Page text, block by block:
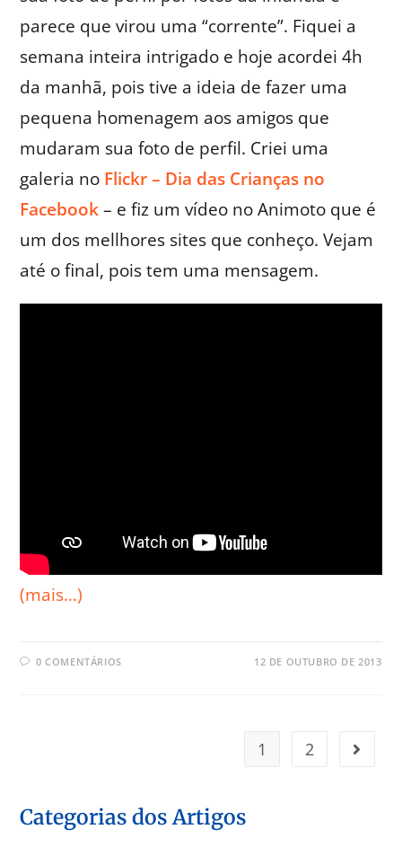
parece que virou uma “corrente”. Fiquei a
semana inteira intrigado e hoje acordei 4h
da manhã, pois tive a ideia de fazer uma
pequena homenagem aos amigos que
mudaram sua foto de perfil. Criei uma
galeria no Flickr – Dia das Crianças no
Facebook – e fiz um vídeo no Animoto que é
um dos mellhores sites que conheço. Vejam
até o final, pois tem uma mensagem.
(mais…)
0 COMENTÁRIOS 12 DE OUTUBRO DE 2013
1 2
Categorias dos Artigos